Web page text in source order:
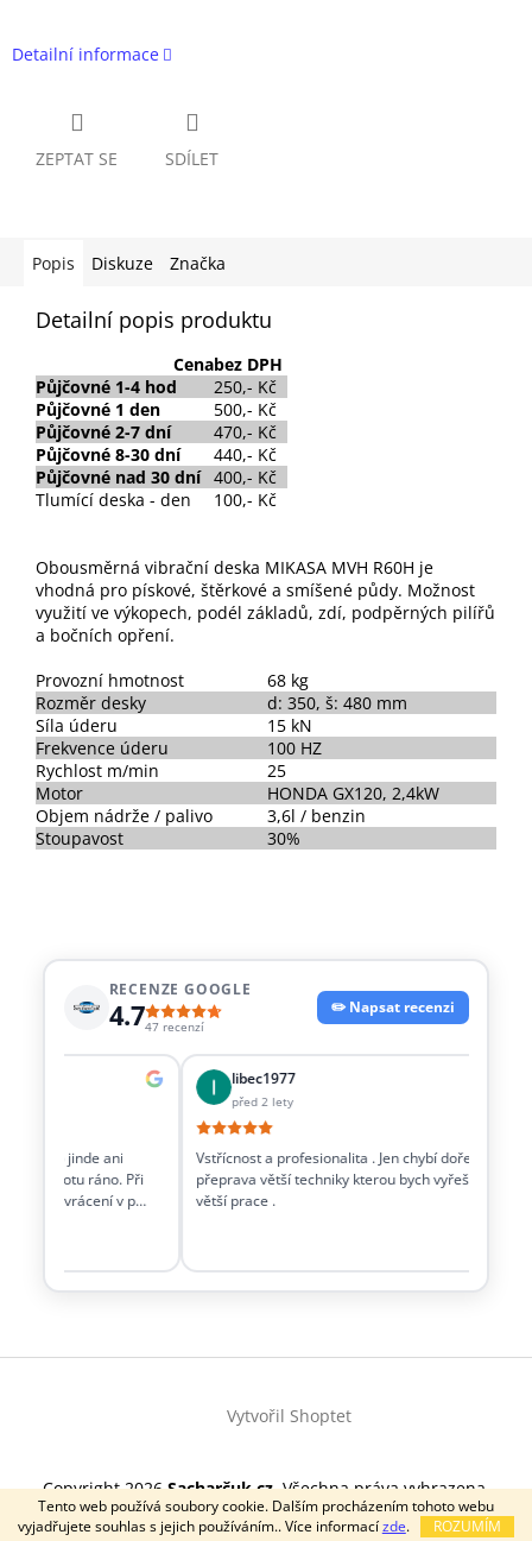
Tento web používá soubory cookie. Dalším procházením tohoto webu
vyjadřujete souhlas s jejich používáním.. Více informacízde. ROZUMÍM
Detailní informace
ZEPTAT SE SDÍLET
Popis Diskuze Značka
Detailní popis produktu
Cenabez DPH
Půjčovné 1-4 hod
250,- Kč
Půjčovné 1 den
500,- Kč
Půjčovné 2-7 dní
470,- Kč
Půjčovné 8-30 dní
440,- Kč
Půjčovné nad 30 dní 400,- Kč
Tlumící deska - den
100,- Kč
Obousměrná vibrační deska MIKASA MVH R60H je
vhodná pro pískové, štěrkové a smíšené půdy. Možnost
využití ve výkopech, podél základů, zdí, podpěrných pilířů
a bočních opření.
Provozní hmotnost
68 kg
Rozměr desky
d: 350, š: 480 mm
Síla úderu
15 kN
Frekvence úderu
100 HZ
Rychlost m/min
25
Motor
HONDA GX120, 2,4kW
Objem nádrže / palivo
3,6l / benzin
Stoupavost
30%
RECENZE GOOGLE
4.747 recenzí
✏️ Napsat recenzi
co jinde ani
v sobotu ráno. Při
a vrácení v p…
libec1977
před 2 lety
Vstřícnost a profesionalita . Jen chybí dořešit i
přeprava větší techniky kterou bych vyřešil
větší prace .
Z
í
Vytvořil Shoptet
Copyright 2026Sacharčuk.cz. Všechna práva vyhrazena.